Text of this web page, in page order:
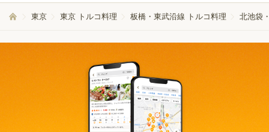
東京 東京 トルコ料理 板橋・東武沿線 トルコ料理 北池袋